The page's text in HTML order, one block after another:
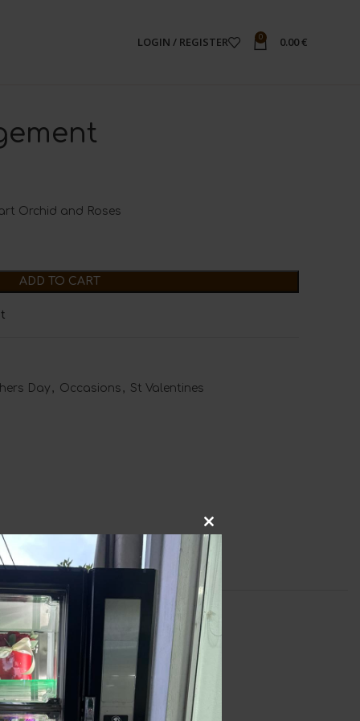
LOGIN / REGISTER 0 0.00€
Orchid and Roses
ADD TO CART
Day , Occasions , St Valentines